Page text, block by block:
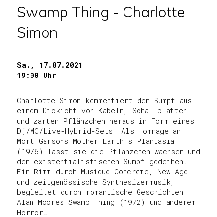
Swamp Thing - Charlotte
Simon
Sa., 17.07.2021
19:00 Uhr
Charlotte Simon kommentiert den Sumpf aus
einem Dickicht von Kabeln, Schallplatten
und zarten Pflänzchen heraus in Form eines
Dj/MC/Live-Hybrid-Sets. Als Hommage an
Mort Garsons Mother Earth´s Plantasia
(1976) lässt sie die Pflänzchen wachsen und
den existentialistischen Sumpf gedeihen.
Ein Ritt durch Musique Concrete, New Age
und zeitgenössische Synthesizermusik,
begleitet durch romantische Geschichten
Alan Moores Swamp Thing (1972) und anderem
Horror…